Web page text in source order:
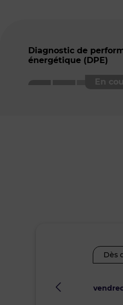
Diagnostic de
énergétique (DPE)
Dès